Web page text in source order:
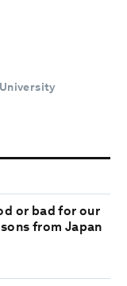
or bad for our
from Japan